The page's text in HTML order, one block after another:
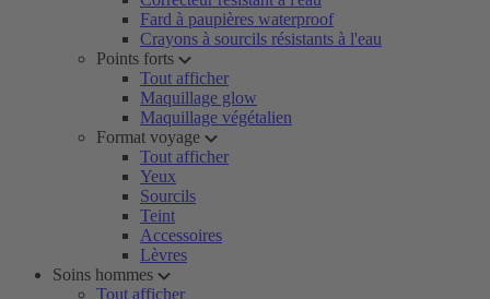
Fard à paupières waterproof
Crayons à sourcils résistants à l'eau
Points forts
Tout afficher
Maquillage glow
Maquillage végétalien
Format voyage
Tout afficher
Yeux
Sourcils
Teint
Accessoires
Lèvres
Soins hommes
Tout afficher